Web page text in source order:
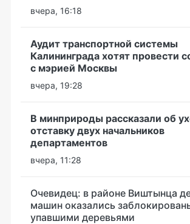
вчера, 16:18
Аудит транспортной системы
Калининграда хотят провести
с мэрией Москвы
вчера, 19:28
В минприроды рассказали об
отставку двух начальников
департаментов
вчера, 11:28
Очевидец: в районе Виштынца
машин оказались
упавшими деревьями